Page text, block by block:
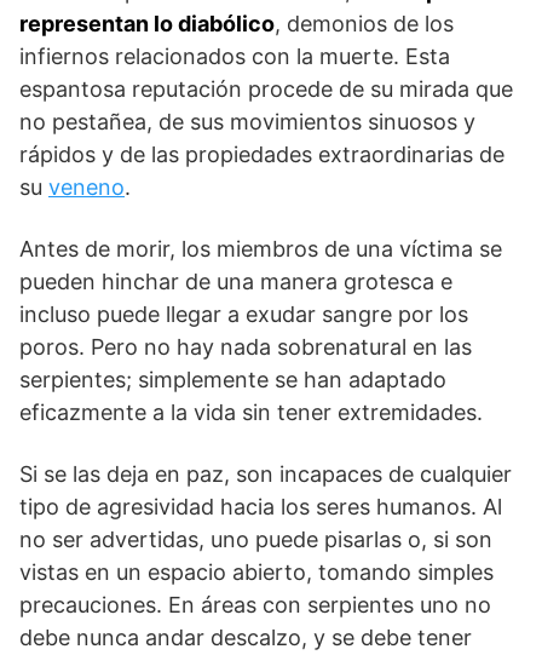
representan lo diabólico, demonios de los
infiernos relacionados con la muerte. Esta
espantosa reputación procede de su mirada que
no pestañea, de sus movimientos sinuosos y
rápidos y de las propiedades extraordinarias de
su veneno.
Antes de morir, los miembros de una víctima se
pueden hinchar de una manera grotesca e
incluso puede llegar a exudar sangre por los
poros. Pero no hay nada sobrenatural en las
serpientes; simplemente se han adaptado
eficazmente a la vida sin tener extremidades.
Si se las deja en paz, son incapaces de cualquier
tipo de agresividad hacia los seres humanos. Al
no ser advertidas, uno puede pisarlas o, si son
vistas en un espacio abierto, tomando simples
precauciones. En áreas con serpientes uno no
debe nunca andar descalzo, y se debe tener